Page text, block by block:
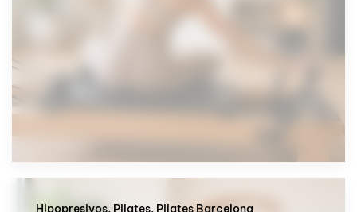
Hipopresivos, Pilates, Pilates Barcelona